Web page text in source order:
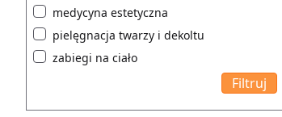
medycyna estetyczna
pielęgnacja twarzy i dekoltu
zabiegi na ciało